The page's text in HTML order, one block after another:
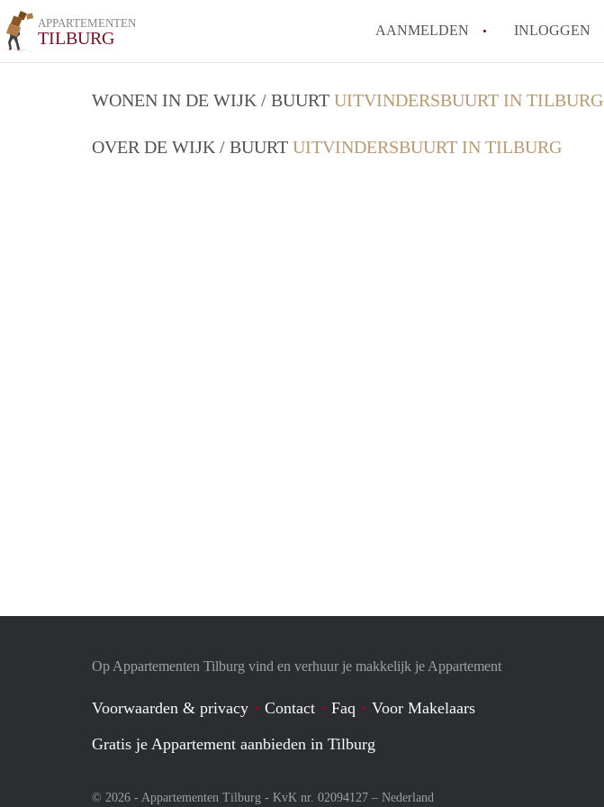
APPARTEMENTEN
TILBURG AANMELDEN INLOGGEN
WONEN IN DE WIJK / BUURT UITVINDERSBUURT IN TILBURG
OVER DE WIJK / BUURT UITVINDERSBUURT IN TILBURG
Op Appartementen Tilburg vind en verhuur je makkelijk je Appartement
Voorwaarden & privacy Contact Faq
Voor Makelaars
Gratis je Appartement aanbieden in Tilburg
© 2026 - Appartementen Tilburg - KvK nr. 02094127 – Nederland